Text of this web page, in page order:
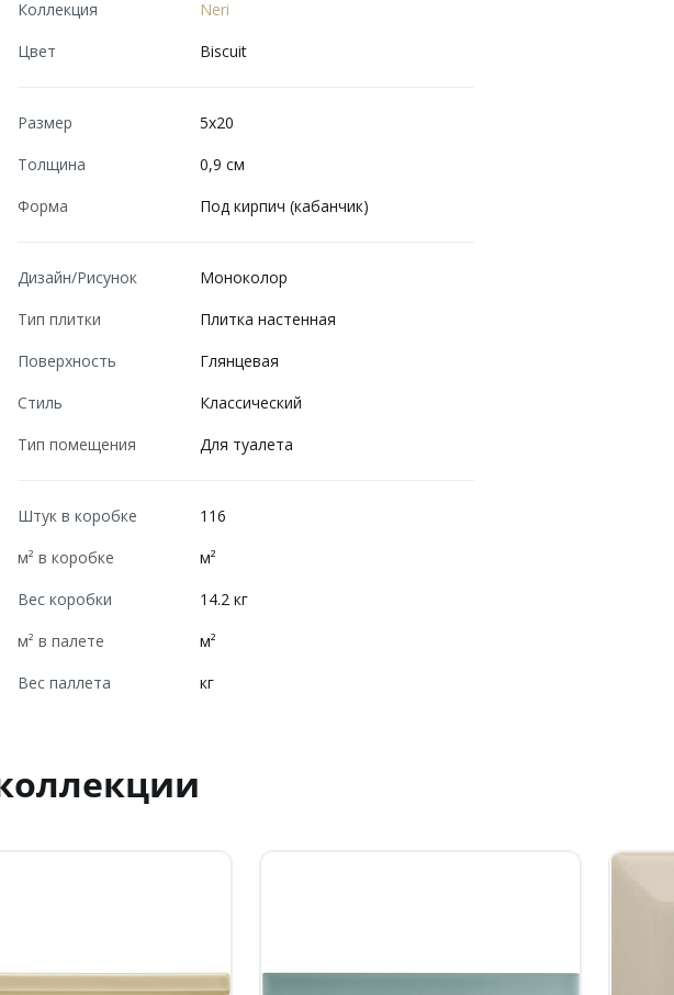
Коллекция
Neri
Цвет
Biscuit
Размер
5x20
Толщина
0,9 см
Форма
Под кирпич (кабанчик)
Дизайн/Рисунок
Моноколор
Тип плитки
Плитка настенная
Поверхность
Глянцевая
Стиль
Классический
Тип помещения
Для туалета
Штук в коробке
116
м² в коробке
м²
Вес коробки
14.2 кг
м² в палете
м²
Вес паллета
кг